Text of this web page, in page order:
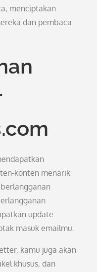
menciptakan
dan pembaca
konten menarik
update
masuk emailmu.
kamu juga akan
khusus, dan